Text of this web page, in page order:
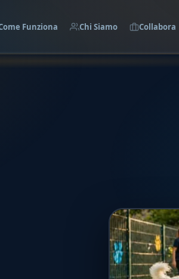
Funziona Chi Siamo Collabora